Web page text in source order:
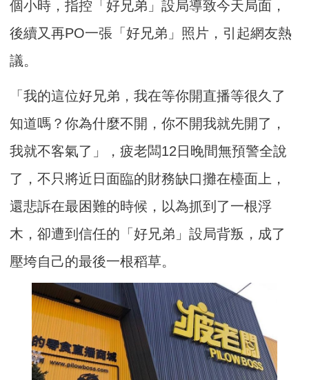
個小時，指控「好兄弟」設局導致今天局面，
後續又再PO一張「好兄弟」照片，引起網友熱
議。
「我的這位好兄弟，我在等你開直播等很久了
知道嗎？你為什麼不開，你不開我就先開了，
我就不客氣了」，疲老闆12日晚間無預警全說
了，不只將近日面臨的財務缺口攤在檯面上，
還悲訴在最困難的時候，以為抓到了一根浮
木，卻遭到信任的「好兄弟」設局背叛，成了
壓垮自己的最後一根稻草。